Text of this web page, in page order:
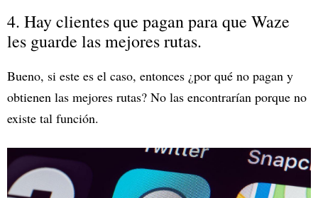
4. Hay clientes que pagan para que Waze
les guarde las mejores rutas.
Bueno, si este es el caso, entonces ¿por qué no pagan y
obtienen las mejores rutas? No las encontrarían porque no
existe tal función.